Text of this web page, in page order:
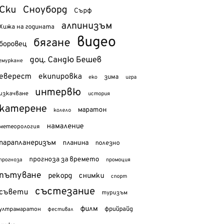
Сноуборд Сърф
на годината алпинизъм
бягане видео
доц. Сандю Бешев
екипировка еко зима игра
интервю история
колело маратон
намаление
планина полезно
прогноза за времето промоция
рекорд снимки спорт
състезание туризъм
фестивал филм фрийрайд